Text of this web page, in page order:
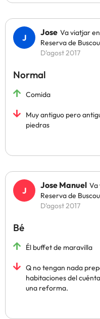
Jose Va viatjar
Reserva de
D’agost 2017
Normal
Comida
Muy antiguo pero
piedras
Jose Manuel Va
Reserva de
D’agost 2017
Bé
Él buffet de maravilla
Q no tengan nada
habitaciones del
una reforma.